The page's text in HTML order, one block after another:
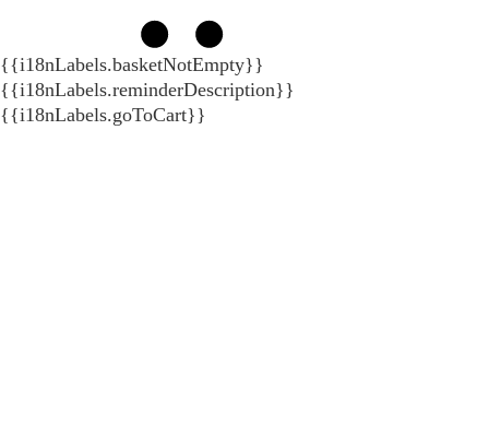
{{i18nLabels.basketNotEmpty}}
{{i18nLabels.reminderDescription}}
{{i18nLabels.goToCart}}